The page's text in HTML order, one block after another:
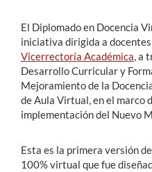
El Diplomado en Docencia
iniciativa dirigida a
Vicerrectoría Académica, a
Desarrollo Curricular y
Mejoramiento de la
de Aula Virtual, en el marco
implementación del Nuevo
Esta es la primera versión
100% virtual que fue